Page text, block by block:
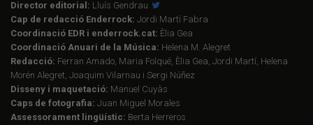
Director editorial: Lluís Gendrau
Cap de redacció Enderrock: Jordi Martí Fabra
Coordinació EDR i enderrock.cat: Èlia Gea
Coordinació Anuari de la Música: Helena M. Alegret
Redacció: Ferran Amado, Maria Folqué, Èlia Gea, Jordi Martí, Helena
Morén Alegret, Joaquim Vilarnau i Sergi Núñez
Disseny i maquetació: Manuel Cuyàs
Caps de fotografia: Juan Miguel Morales
Assessorament lingüístic: Berta Herreros